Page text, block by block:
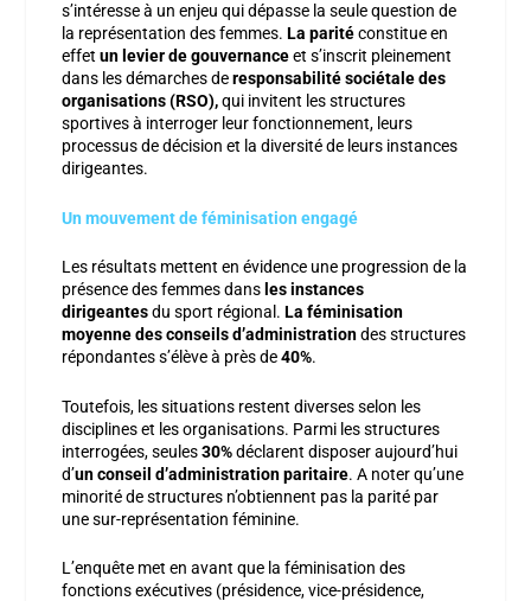
s’intéresse à un enjeu qui dépasse la seule question de
la représentation des femmes.La paritéconstitue en
effetun levier de gouvernanceet s’inscrit pleinement
dans les démarches deresponsabilité sociétale des
organisations (RSO),qui invitent les structures
sportives à interroger leur fonctionnement, leurs
processus de décision et la diversité de leurs instances
dirigeantes.
Un mouvement de féminisation engagé
Les résultats mettent en évidence une progression de la
présence des femmes dans les instances
dirigeantesdu sport régional.La féminisation
moyenne des conseils d’administrationdes structures
répondantes s’élève à près de40%.
Toutefois, les situations restent diverses selon les
disciplines et les organisations. Parmi les structures
interrogées, seules30%déclarent disposer aujourd’hui
d’un conseil d’administration paritaire. A noter qu’une
minorité de structures n’obtiennent pas la parité par
une sur-représentation féminine.
L’enquête met en avant que la féminisation des
fonctions exécutives (présidence, vice-présidence,